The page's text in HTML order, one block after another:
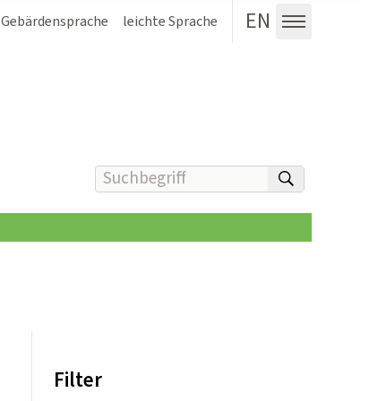
Gebärdensprache leichte Sprache EN
Menü
Suchbegriff(e) eingeben
Filter